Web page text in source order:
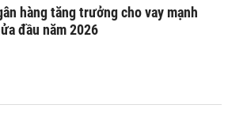
hàng tăng trưởng cho vay mạnh
đầu năm 2026